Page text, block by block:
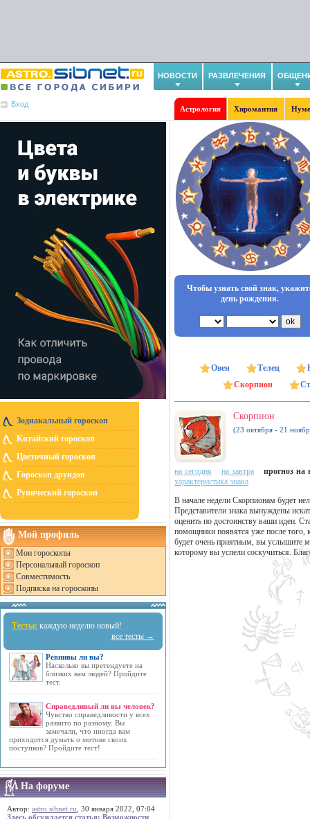
НОВОСТИ РАЗВЛЕЧЕНИЯ
Вход
Астрология Хиромантия
Зодиакальный гороскоп
Китайский гороскоп
Цветочный гороскоп
Гороскоп друидов
Рунический гороскоп
Мой профиль
Мои гороскопы
Персональный гороскоп
Совместимость
Подписка на гороскопы
Тесты: каждую неделю новый!
все тесты →
Ревнивы ли вы?
Насколько вы претендуете на
близких вам людей? Пройдите
тест.
Справедливый ли вы человек?
Чувство справедливости у всех
развито по разному. Вы
замечали, что иногда вам
приходится думать о мотиве своих
поступков? Пройдите тест!
На форуме
Автор: astro.sibnet.ru , 30 января 2022, 07:04
Здесь обсуждается статья: Возможности
Чтобы узнать свой знак,
день рождения.
Овен Телец
Скорпион
Скорпион
(23 октября - 21
на сегодня на завтра
прогноз на
характеристика знака
В начале недели Скорпионам будет
Представители знака вынуждены
оценить по достоинству ваши идеи.
помощники появятся уже после
будет очень приятным, вы услышите
которому вы успели соскучиться.